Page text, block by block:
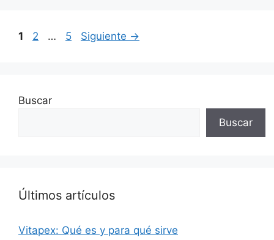
Página
1 Página
2 … Página
5 Siguiente →
Buscar
Buscar
Últimos artículos
Vitapex: Qué es y para qué sirve